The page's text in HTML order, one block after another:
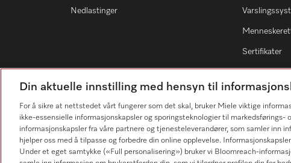
Nedlastinger
Sertifikater
Forhandlersøk
Din aktuelle innstilling med hensyn til
For å sikre at nettstedet vårt fungerer som det skal, bruker Miele viktige
ikke-essensielle informasjonskapsler og sporingsteknologier til markedsførings-
informasjonskapsler fra våre partnere og tjenesteleverandører, som samler inn
hjelper oss med å tilpasse og forbedre din online opplevelse.
Under et eget samtykke («Full personalisering») bruker vi Bloomreach-